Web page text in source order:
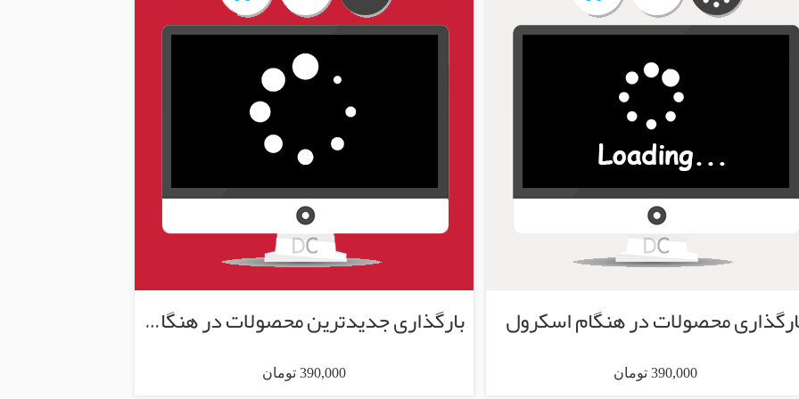
محصولات در هنگام اسکرول
390,000 تومان
بارگذاری جدیدترین محصولات در هنگام اسکرول
390,000 تومان